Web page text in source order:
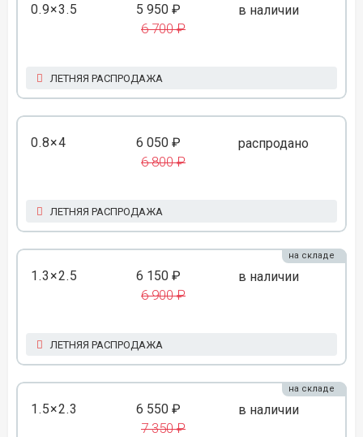
0.9×3.5 5 950 ₽
6 700 ₽
в наличии
ЛЕТНЯЯ РАСПРОДАЖА
0.8×4 6 050 ₽
6 800 ₽
распродано
ЛЕТНЯЯ РАСПРОДАЖА
1.3×2.5 6 150 ₽
6 900 ₽
в наличии
на складе
ЛЕТНЯЯ РАСПРОДАЖА
1.5×2.3 6 550 ₽
7 350 ₽
в наличии
на складе